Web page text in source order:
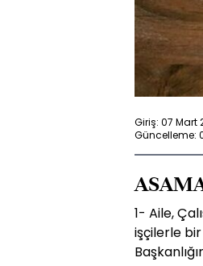
Giriş: 07 Mart
Güncelleme:
1- Aile,
işçilerle